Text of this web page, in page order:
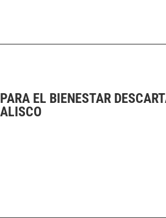
EL BIENESTAR